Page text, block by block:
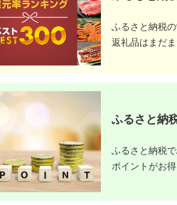
出典：ふるさとチョイ
ス
あまおうジェラート
10,000
個）
ふるさと納税
返礼品はまだ
ふるさと納
ふるさと納税
ポイントがお